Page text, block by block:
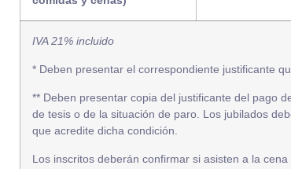
IVA 21% incluido
* Deben presentar el correspondiente justificante
** Deben presentar copia del justificante del pago
de tesis o de la situación de paro. Los jubilados
que acredite dicha condición.
Los inscritos deberán confirmar si asisten a la